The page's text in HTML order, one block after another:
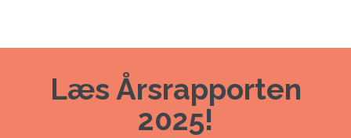
Læs Årsrapporten
2025!